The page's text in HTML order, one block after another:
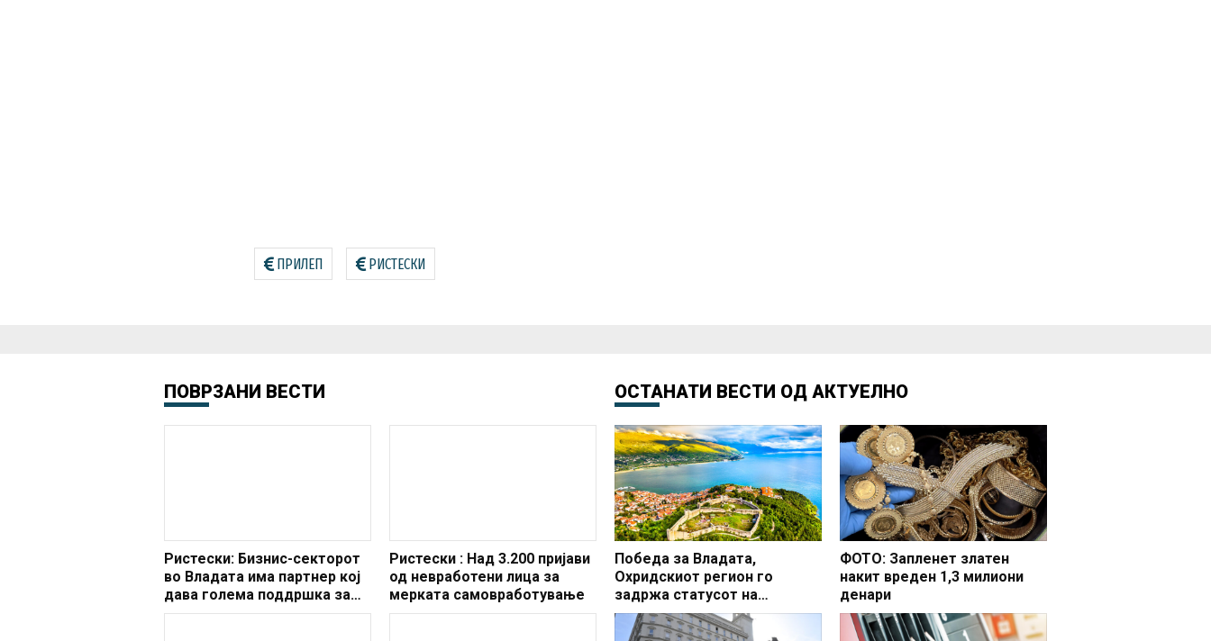
ПРИЛЕП РИСТЕСКИ
ПОВРЗАНИ ВЕСТИ
Ристески: Бизнис-секторот
во Владата има партнер кој
дава голема поддршка за
развој на домашните
Ристески : Над 3.200 пријави
од невработени лица за
мерката самовработување
ОСТАНАТИ ВЕСТИ ОД АКТУЕЛНО
Победа за Владата,
Охридскиот регион го
задржа статусот на
заштитено светско културно
наследство
ФОТО: Запленет златен
накит вреден 1,3 милиони
денари